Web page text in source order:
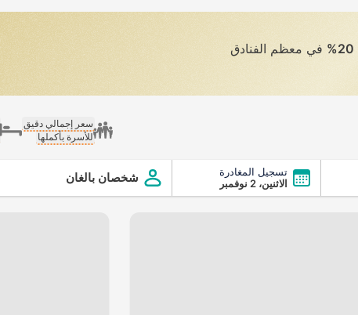
20% في معظم الفنادق
سعر إجمالي دقيق
للأسرة بأكملها
تسجيل المغادرة
الاثنين، 2 نوفمبر
شخصان بالغان